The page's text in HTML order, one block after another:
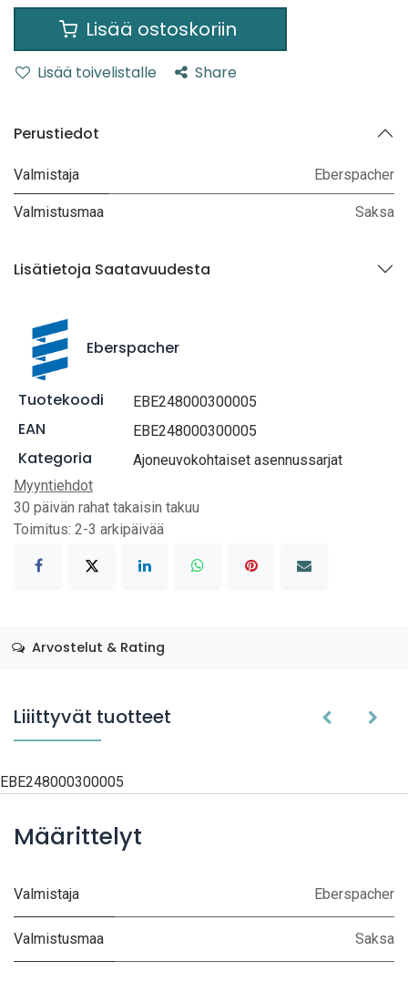
Lisää ostoskoriin
Lisää toivelistalle Share
Perustiedot
Valmistaja Eberspacher
Valmistusmaa Saksa
Lisätietoja Saatavuudesta
Eberspacher
Tuotekoodi EBE248000300005
EAN EBE248000300005
Kategoria
Ajoneuvokohtaiset asennussarjat
Myyntiehdot
30 päivän rahat takaisin takuu
Toimitus: 2-3 arkipäivää
Arvostelut & Rating
Liiittyvät tuotteet
EBE248000300005
Määrittelyt
Valmistaja Eberspacher
Valmistusmaa Saksa